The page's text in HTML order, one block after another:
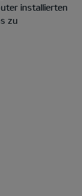
installierten
zu